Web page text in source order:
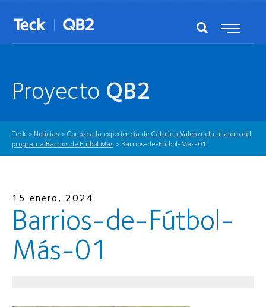
Proyecto QB2
Teck > Noticias > Conozca la experiencia de Catalina Valenzuela al alero del
programa Barrios de Fútbol Más > Barrios-de-Fútbol-Más-01
15 enero, 2024
Barrios-de-Fútbol-
Más-01